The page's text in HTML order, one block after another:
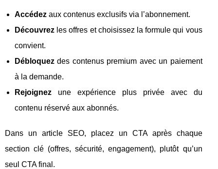
Accédez aux contenus exclusifs via l’abonnement.
Découvrez les offres et choisissez la formule qui vous
convient.
Débloquez des contenus premium avec un paiement
à la demande.
Rejoignez une expérience plus privée avec du
contenu réservé aux abonnés.
Dans un article SEO, placez un CTA après chaque
section clé (offres, sécurité, engagement), plutôt qu’un
seul CTA final.